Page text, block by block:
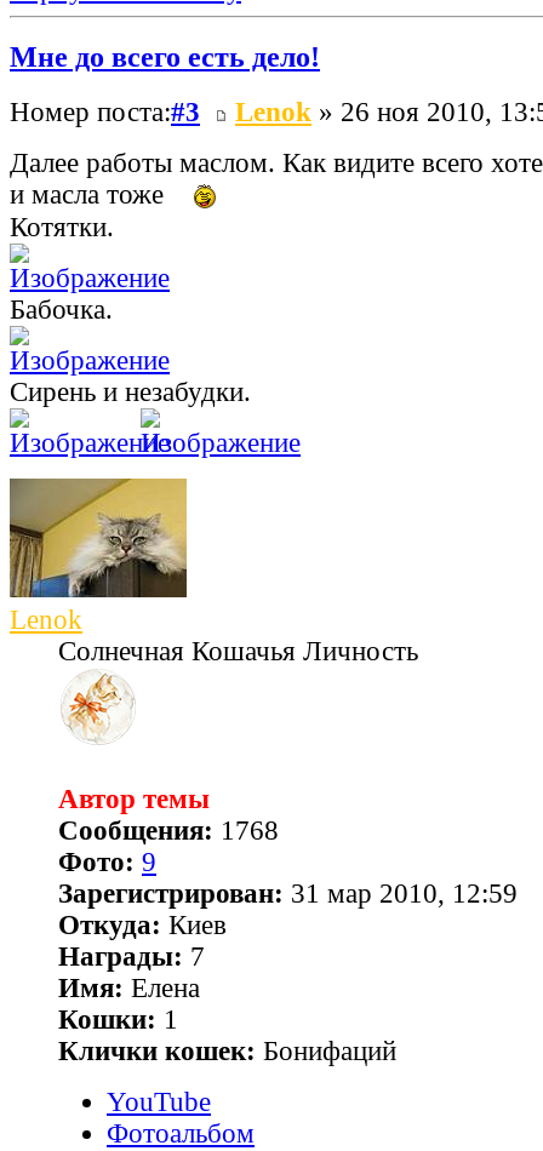
Мне до всего есть дело!
Номер поста:#3 Lenok » 26 ноя 2010,
Далее работы маслом. Как видите всего
и масла тоже
Котятки.
Бабочка.
Сирень и незабудки.
Lenok
Солнечная Кошачья Личность
Автор темы
Сообщения: 1768
Фото: 9
Зарегистрирован: 31 мар 2010, 12:59
Откуда: Киев
Награды: 7
Имя: Елена
Кошки: 1
Клички кошек: Бонифаций
YouTube
Фотоальбом